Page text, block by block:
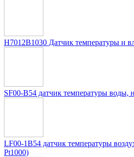
H7012B1030 Датчик температуры и
SF00-B54 датчик температуры воды,
LF00-1B54 датчик температуры
Pt1000)